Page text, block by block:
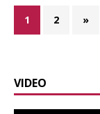
1 2 »
VIDEO